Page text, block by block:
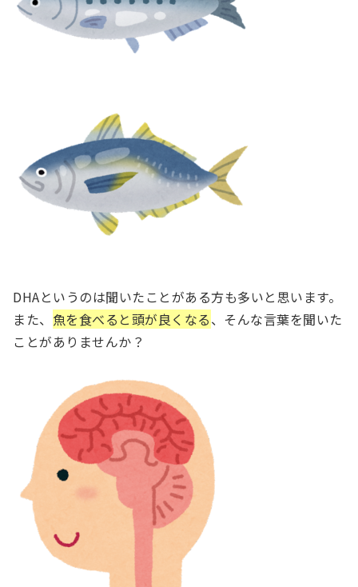
DHAというのは聞いたことがある方も多いと思います。
また、 魚を食べると頭が良くなる、そんな言葉を聞いた
ことがありませんか？